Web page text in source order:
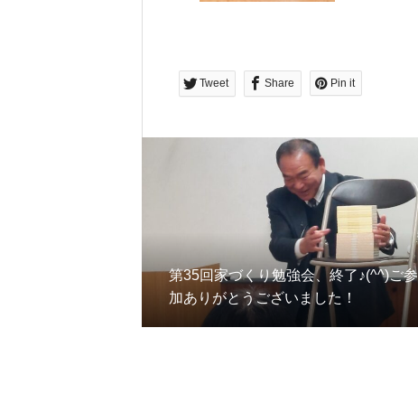
Tweet Share Pin it
第35回家づくり勉強会、終了♪(^^)ご参
加ありがとうございました！